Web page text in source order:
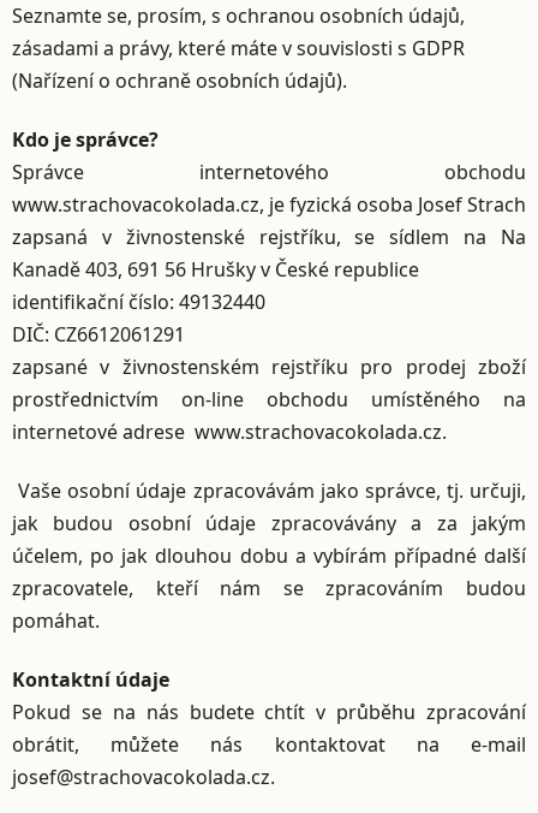
Seznamte se, prosím, s ochranou osobních údajů,
zásadami a právy, které máte v souvislosti s GDPR
(Nařízení o ochraně osobních údajů).
Kdo je správce?
Správce internetového obchodu
www.strachovacokolada.cz, je fyzická osoba Josef Strach
zapsaná v živnostenské rejstříku, se sídlem na Na
Kanadě 403, 691 56 Hrušky v České republice
identifikační číslo: 49132440
DIČ: CZ6612061291
zapsané v živnostenském rejstříku pro prodej zboží
prostřednictvím on-line obchodu umístěného na
internetové adrese www.strachovacokolada.cz.
Vaše osobní údaje zpracovávám jako správce, tj. určuji,
jak budou osobní údaje zpracovávány a za jakým
účelem, po jak dlouhou dobu a vybírám případné další
zpracovatele, kteří nám se zpracováním budou
pomáhat.
Kontaktní údaje
Pokud se na nás budete chtít v průběhu zpracování
obrátit, můžete nás kontaktovat na e-mail
josef@strachovacokolada.cz.